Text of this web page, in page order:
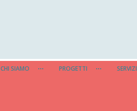
CHI SIAMO PROGETTI SERVIZI